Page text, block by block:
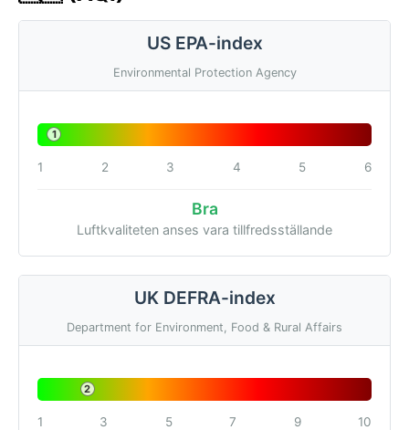
US EPA-index
Environmental Protection Agency
1
1 2 3 4 5 6
Bra
Luftkvaliteten anses vara tillfredsställande
UK DEFRA-index
Department for Environment, Food & Rural Affairs
2
1 3 5 7 9 10